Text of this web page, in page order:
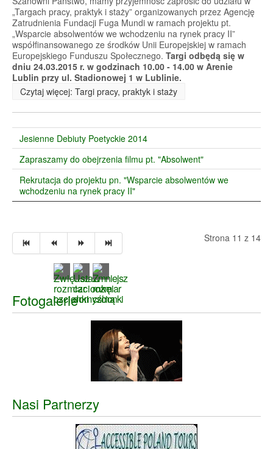
„Targach pracy, praktyk i staży” organizowanych przez Agencję
Zatrudnienia Fundacji Fuga Mundi w ramach projektu pt.
„Wsparcie absolwentów we wchodzeniu na rynek pracy II”
współfinansowanego ze środków Unii Europejskiej w ramach
Europejskiego Funduszu Społecznego. Targi odbędą się w
dniu 24.03.2015 r. w godzinach 10.00 - 14.00 w Arenie
Lublin przy ul. Stadionowej 1 w Lublinie.
Czytaj więcej: Targi pracy, praktyk i staży
Jesienne Debiuty Poetyckie 2014
Zapraszamy do obejrzenia filmu pt. "Absolwent"
Rekrutacja do projektu pn. "Wsparcie absolwentów we
wchodzeniu na rynek pracy II"
Strona 11 z 14
Fotogalerie
Nasi Partnerzy